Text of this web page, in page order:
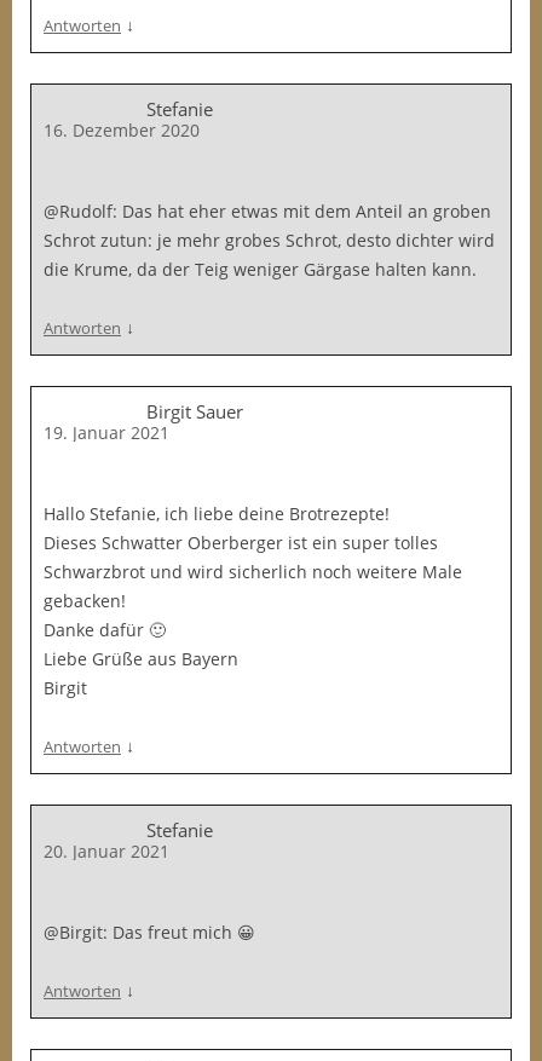
Antworten ↓
Stefanie
16. Dezember 2020
@Rudolf: Das hat eher etwas mit dem Anteil an groben
Schrot zutun: je mehr grobes Schrot, desto dichter wird
die Krume, da der Teig weniger Gärgase halten kann.
Antworten ↓
Birgit Sauer
19. Januar 2021
Hallo Stefanie, ich liebe deine Brotrezepte!
Dieses Schwatter Oberberger ist ein super tolles
Schwarzbrot und wird sicherlich noch weitere Male
gebacken!
Danke dafür 🙂
Liebe Grüße aus Bayern
Birgit
Antworten ↓
Stefanie
20. Januar 2021
@Birgit: Das freut mich 😀
Antworten ↓